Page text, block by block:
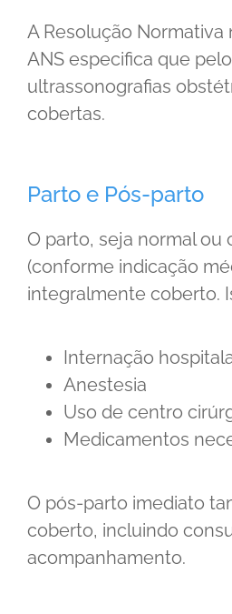
A Resolução Normativa
ANS especifica que
ultrassonografias
cobertas.
Parto e Pós-parto
O parto, seja normal ou
(conforme indicação
integralmente coberto.
Internação
Anestesia
Uso de centro
Medicamentos
O pós-parto imediato
coberto, incluindo
acompanhamento.